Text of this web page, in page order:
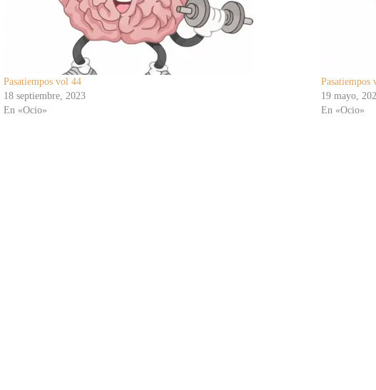
Pasatiempos vol 44
18 septiembre, 2023
En «Ocio»
Pasatiempos
19 mayo,
En «Ocio»